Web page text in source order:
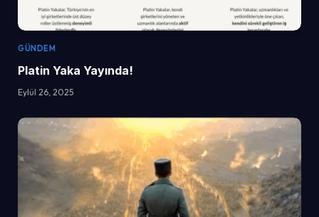
GÜNDEM
Platin Yaka Yayında!
Eylül 26, 2025